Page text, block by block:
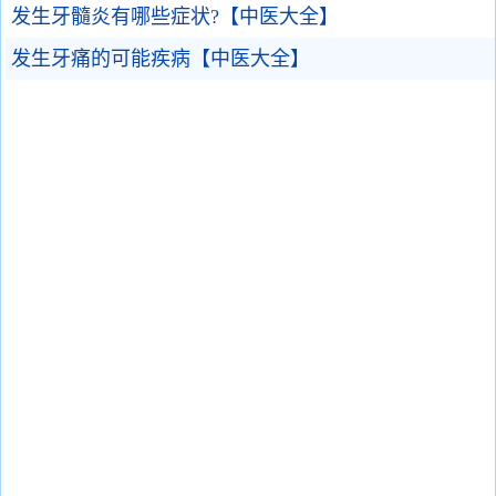
发生牙髓炎有哪些症状?【中医大全】
发生牙痛的可能疾病【中医大全】